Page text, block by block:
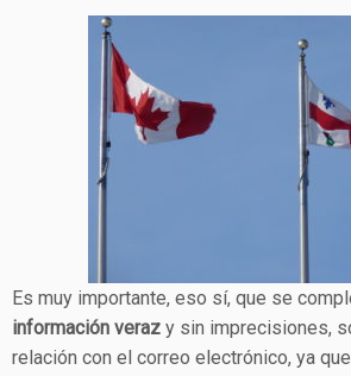
Es muy importante, eso sí, que se
información veraz y sin imprecisiones,
relación con el correo electrónico, ya